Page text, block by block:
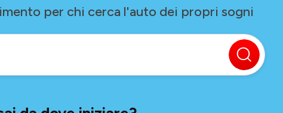
per chi cerca l'auto dei propri sogni